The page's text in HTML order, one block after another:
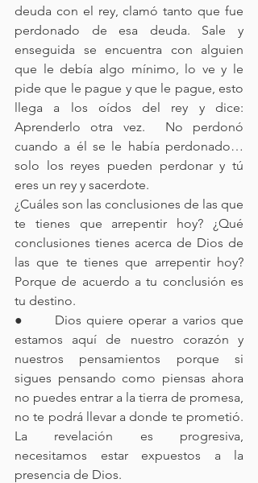
deuda con el rey, clamó tanto que fue
perdonado de esa deuda. Sale y
enseguida se encuentra con alguien
que le debía algo mínimo, lo ve y le
pide que le pague y que le pague, esto
llega a los oídos del rey y dice:
Aprenderlo otra vez.  No perdonó
cuando a él se le había perdonado…
solo los reyes pueden perdonar y tú
eres un rey y sacerdote.
¿Cuáles son las conclusiones de las que
te tienes que arrepentir hoy? ¿Qué
conclusiones tienes acerca de Dios de
las que te tienes que arrepentir hoy?
Porque de acuerdo a tu conclusión es
tu destino.
●      Dios quiere operar a varios que
estamos aquí de nuestro corazón y
nuestros pensamientos porque si
sigues pensando como piensas ahora
no puedes entrar a la tierra de promesa,
no te podrá llevar a donde te prometió.
La revelación es progresiva,
necesitamos estar expuestos a la
presencia de Dios.